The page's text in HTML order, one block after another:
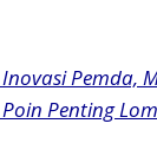
Pemda,
Penting